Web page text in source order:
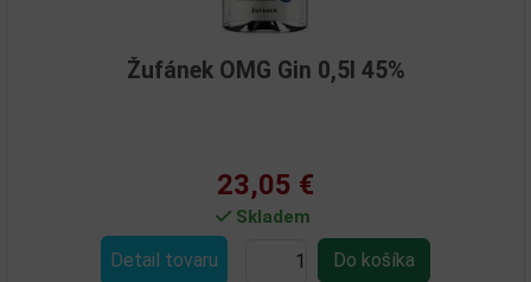
Žufánek OMG Gin 0,5l 45%
23,05 €
Skladem
Detail tovaru